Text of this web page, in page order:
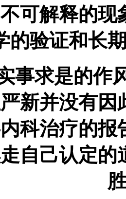
可解释的现
的验证和长
求是的作
新并没有
科治疗的报
自己认定的